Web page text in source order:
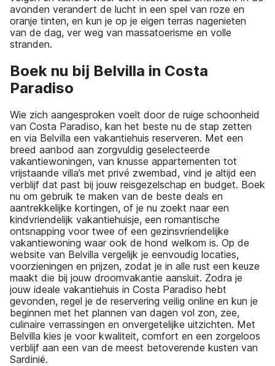
avonden verandert de lucht in een spel van roze en
oranje tinten, en kun je op je eigen terras nagenieten
van de dag, ver weg van massatoerisme en volle
stranden.
Boek nu bij Belvilla in Costa
Paradiso
Wie zich aangesproken voelt door de ruige schoonheid
van Costa Paradiso, kan het beste nu de stap zetten
en via Belvilla een vakantiehuis reserveren. Met een
breed aanbod aan zorgvuldig geselecteerde
vakantiewoningen, van knusse appartementen tot
vrijstaande villa’s met privé zwembad, vind je altijd een
verblijf dat past bij jouw reisgezelschap en budget. Boek
nu om gebruik te maken van de beste deals en
aantrekkelijke kortingen, of je nu zoekt naar een
kindvriendelijk vakantiehuisje, een romantische
ontsnapping voor twee of een gezinsvriendelijke
vakantiewoning waar ook de hond welkom is. Op de
website van Belvilla vergelijk je eenvoudig locaties,
voorzieningen en prijzen, zodat je in alle rust een keuze
maakt die bij jouw droomvakantie aansluit. Zodra je
jouw ideale vakantiehuis in Costa Paradiso hebt
gevonden, regel je de reservering veilig online en kun je
beginnen met het plannen van dagen vol zon, zee,
culinaire verrassingen en onvergetelijke uitzichten. Met
Belvilla kies je voor kwaliteit, comfort en een zorgeloos
verblijf aan een van de meest betoverende kusten van
Sardinië.